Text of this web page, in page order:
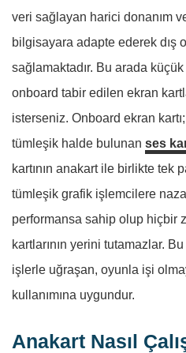
veri sağlayan harici donanım
bilgisayara adapte ederek dış
sağlamaktadır. Bu arada
onboard tabir edilen ekran
isterseniz. Onboard ekran
tümleşik halde bulunan ses
kartının anakart ile birlikte tek
tümleşik grafik işlemcilere
performansa sahip olup hiçbir
kartlarının yerini tutamazlar.
işlerle uğraşan, oyunla işi
kullanımına uygundur.
Anakart Nasıl